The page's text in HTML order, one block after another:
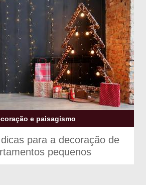
e paisagismo
para a decoração de
pequenos